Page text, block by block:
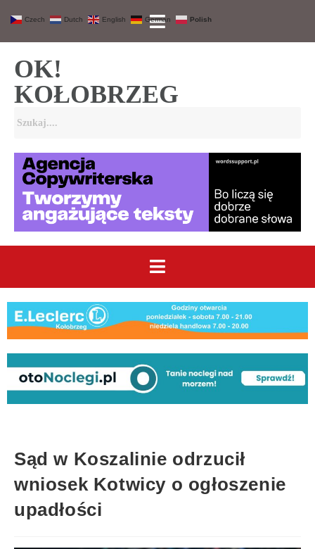
OK!
KOŁOBRZEG
Sąd w Koszalinie odrzucił
wniosek Kotwicy o ogłoszenie
upadłości
Czech Dutch English German Polish